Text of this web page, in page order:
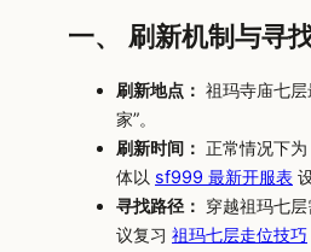
一、 刷新机制与寻
刷新地点： 祖玛寺庙七层
家”。
刷新时间： 正常情况下
体以 sf999 最新开服表
寻找路径： 穿越祖玛七
议复习 祖玛七层走位技巧